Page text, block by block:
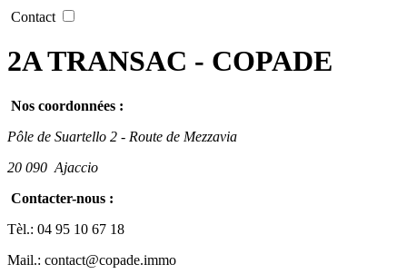
Contact
2A TRANSAC - COPADE
Nos coordonnées :
Pôle de Suartello 2 - Route de Mezzavia
20 090 Ajaccio
Contacter-nous :
Tèl.: 04 95 10 67 18
Mail.: contact@copade.immo